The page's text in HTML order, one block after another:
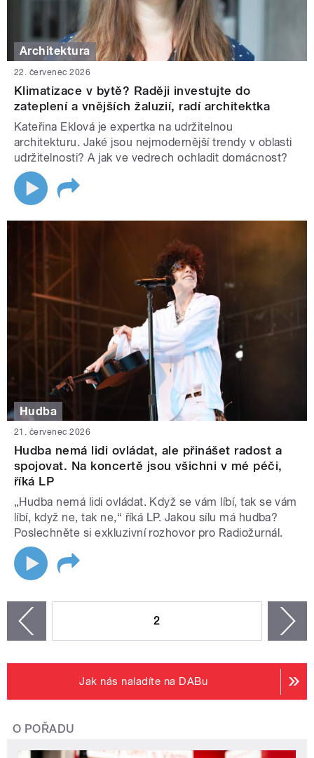
Architektura
22. červenec 2026
Klimatizace v bytě? Raději investujte do
zateplení a vnějších žaluzií, radí architektka
Kateřina Eklová je expertka na udržitelnou
architekturu. Jaké jsou nejmodernější trendy v oblasti
udržitelnosti? A jak ve vedrech ochladit domácnost?
Hudba
21. červenec 2026
Hudba nemá lidi ovládat, ale přinášet radost a
spojovat. Na koncertě jsou všichni v mé péči,
říká LP
„Hudba nemá lidi ovládat. Když se vám líbí, tak se vám
líbí, když ne, tak ne,“ říká LP. Jakou sílu má hudba?
Poslechněte si exkluzivní rozhovor pro Radiožurnál.
2
Jak nás naladíte na DABu
O POŘADU